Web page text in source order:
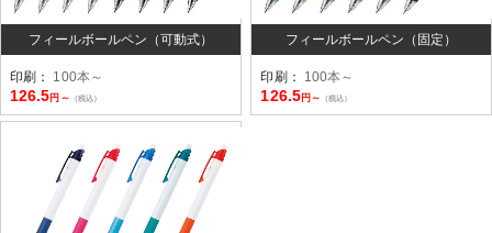
フィールボールペン（可動式）
印刷： 100本～
126.5 円～ （税込）
フィールボールペン（固定）
印刷： 100本～
126.5円～ （税込）